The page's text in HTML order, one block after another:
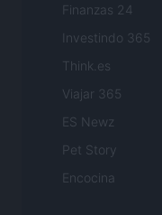
Finanzas 24
Investindo 365
Think.es
Viajar 365
ES Newz
Pet Story
Encocina